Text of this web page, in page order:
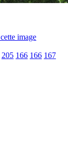
205 166 166 167